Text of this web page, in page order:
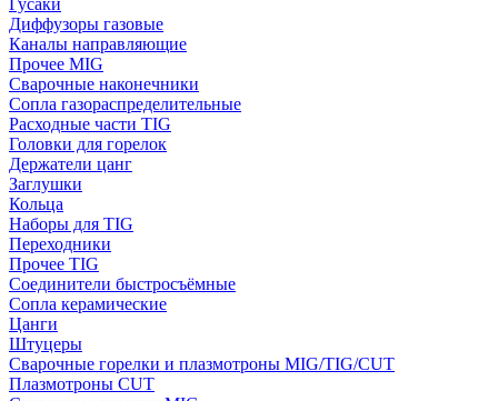
Гусаки
Диффузоры газовые
Каналы направляющие
Прочее MIG
Сварочные наконечники
Сопла газораспределительные
Расходные части TIG
Головки для горелок
Держатели цанг
Заглушки
Кольца
Наборы для TIG
Переходники
Прочее TIG
Соединители быстросъёмные
Сопла керамические
Цанги
Штуцеры
Сварочные горелки и плазмотроны MIG/TIG/CUT
Плазмотроны CUT